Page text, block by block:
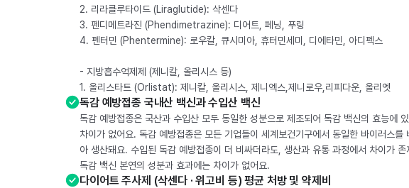
2. 리라클루타이드 (Liraglutide): 삭센다
3. 펜디메트라진 (Phendimetrazine): 디어트, 페닝, 푸링
4. 펜터민 (Phentermine): 로우칼, 큐시미아, 휴터민세미, 디에타민, 아디펙스
- 지방흡수억제제 (제니칼, 올리시스 등)
1. 올리스타트 (Orlistat): 제니칼, 올리시스, 제니엑스,제니로우,리피다운, 올리엣
독감 예방접종 국내산 백신과 수입산 백신
독감 예방접종은 국산과 수입산 모두 동일한 성분으로 제조되어 독감 백신의 효능에
차이가 없어요. 독감 예방접종은 모든 기업들이 세계보건기구에서 동일한 바이러스를
아 생산돼요. 수입된 독감 예방접종이 더 비싸더라도, 생산과 유통 과정에서 차이가 존
독감 백신 본연의 성분과 효과에는 차이가 없어요.
다이어트 주사제 (삭센다 · 위고비 등) 평균 처방 및 약제비